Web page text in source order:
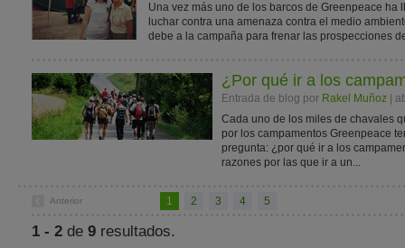
Una vez más uno de los barcos de Greenpeace ha
luchar contra una amenaza contra el medio
debe a la campaña para frenar las prospecciones
¿Por qué ir a los
Entrada de blog por Rakel Muñoz |
Cada uno de los miles de chavales
por los campamentos Greenpeace
pregunta: ¿por qué ir a los
razones por las que ir a un...
Anterior 1 2 3 4 5
1 - 2 de 9 resultados.